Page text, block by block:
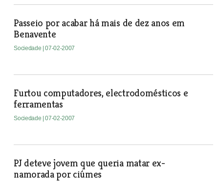
Passeio por acabar há mais de dez anos em
Benavente
Sociedade | 07-02-2007
Furtou computadores, electrodomésticos e
ferramentas
Sociedade | 07-02-2007
PJ deteve jovem que queria matar ex-
namorada por ciúmes